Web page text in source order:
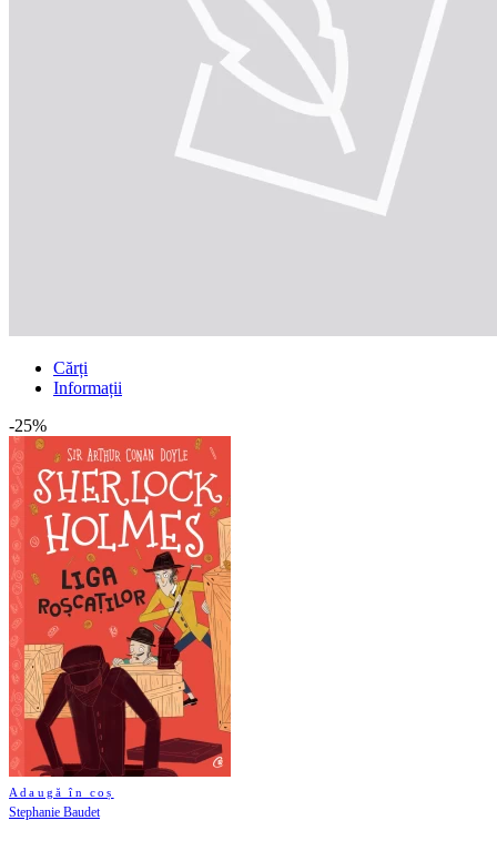
Cărți
Informații
-25%
Adaugă în coș
Stephanie Baudet